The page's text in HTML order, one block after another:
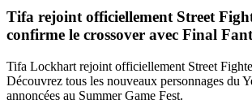
Tifa rejoint officiellement Street
confirme le crossover avec Final
Tifa Lockhart rejoint officiellement Street
Découvrez tous les nouveaux personnages du
annoncées au Summer Game Fest.